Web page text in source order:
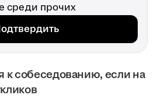
среди прочих
к собеседованию, если на